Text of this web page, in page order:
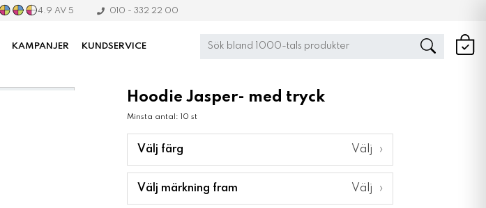
4.9 AV 5 010 - 332 22 00
KAMPANJER KUNDSERVICE
Hoodie Jasper- med tryck
Minsta antal: 10 st
Välj färg Välj ›
Välj märkning fram Välj ›